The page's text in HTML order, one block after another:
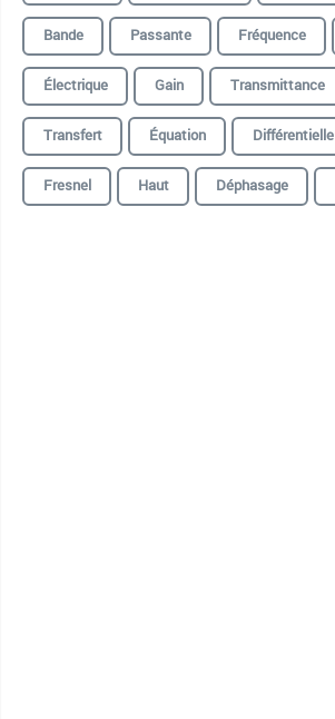
Bande
Passante Fréquence
Électrique
Gain Transmittance
Transfert
Équation Différentielle
Fresnel️️
Haut️️ Déphasage